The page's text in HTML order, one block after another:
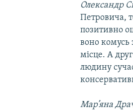
Олександр
Петровича,
позитивно
воно комусь
місце. А
людину
Мар’яна